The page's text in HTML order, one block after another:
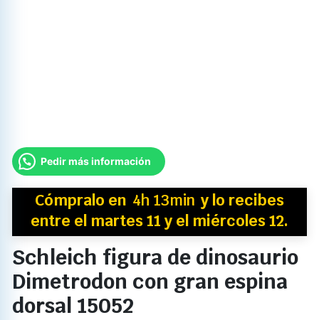
Pedir más información
Cómpralo en 4h 13min y lo recibes
entre el martes 11 y el miércoles 12.
Schleich figura de dinosaurio
Dimetrodon con gran espina
dorsal 15052